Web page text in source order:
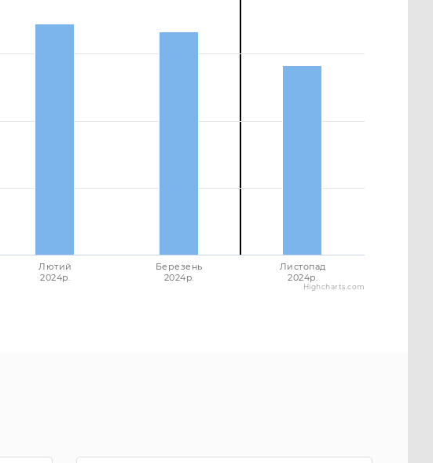
Лютий
2024p.
Березень
2024p.
Листопад
2024p.
Highcharts.com